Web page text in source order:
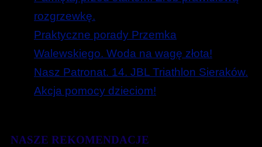
rozgrzewkę.
Praktyczne porady Przemka
Walewskiego. Woda na wagę złota!
Nasz Patronat. 14. JBL Triathlon Sieraków.
Akcja pomocy dzieciom!
NASZE REKOMENDACJE